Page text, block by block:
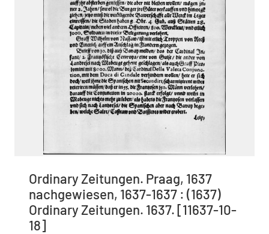
Ordinary Zeitungen. Praag, 1637
nachgewiesen, 1637-1637 : (1637)
Ordinary Zeitungen. 1637. [11637-10-
18]